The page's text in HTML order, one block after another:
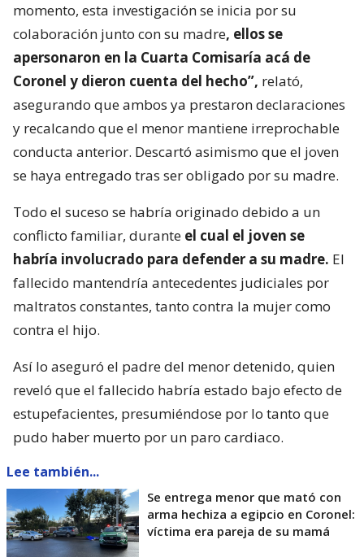
momento, esta investigación se inicia por su
colaboración junto con su madre, ellos se
apersonaron en la Cuarta Comisaría acá de
Coronel y dieron cuenta del hecho”, relató,
asegurando que ambos ya prestaron declaraciones
y recalcando que el menor mantiene irreprochable
conducta anterior. Descartó asimismo que el joven
se haya entregado tras ser obligado por su madre.
Todo el suceso se habría originado debido a un
conflicto familiar, durante el cual el joven se
habría involucrado para defender a su madre. El
fallecido mantendría antecedentes judiciales por
maltratos constantes, tanto contra la mujer como
contra el hijo.
Así lo aseguró el padre del menor detenido, quien
reveló que el fallecido habría estado bajo efecto de
estupefacientes, presumiéndose por lo tanto que
pudo haber muerto por un paro cardiaco.
Lee también...
Se entrega menor que mató con
arma hechiza a egipcio en Coronel:
víctima era pareja de su mamá